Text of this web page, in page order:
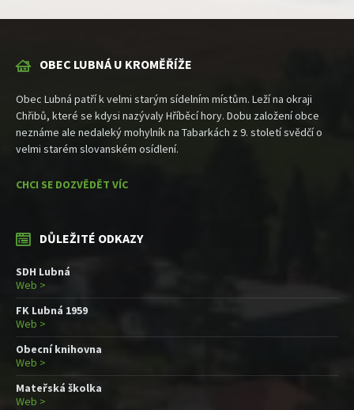
OBEC LUBNÁ U KROMĚŘÍŽE
Obec Lubná patří k velmi starým sídelním místům. Leží na okraji
Chřibů, které se kdysi nazývaly Hříběcí hory. Dobu založení obce
neznáme ale nedaleký mohylník na Tabarkách z 9. století svědčí o
velmi starém slovanském osídlení.
CHCI SE DOZVĚDĚT VÍC
DŮLEŽITÉ ODKAZY
SDH Lubná
Web >
FK Lubná 1959
Web >
Obecní knihovna
Web >
Mateřská školka
Web >